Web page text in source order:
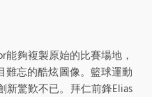
能夠複製原始的比賽場地，
難忘的酷炫圖像。籃球運動
新驚歎不已。拜仁前鋒Elias